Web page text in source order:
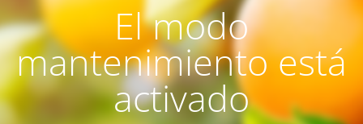
El modo
mantenimiento está
activado